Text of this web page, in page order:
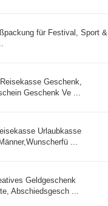
für Festival, Sport &
Geschenk,
Geschenk Ve ...
Urlaubkasse
...
Geldgeschenk
Abschiedsgesch ...